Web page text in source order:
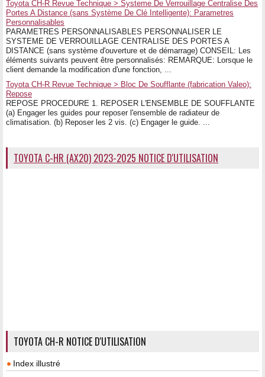
Toyota CH-R Revue Technique > Systeme De Verrouillage Centralise Des
Portes A Distance (sans Système De Clé Intelligente): Parametres
Personnalisables
PARAMETRES PERSONNALISABLES PERSONNALISER LE
SYSTEME DE VERROUILLAGE CENTRALISE DES PORTES A
DISTANCE (sans système d'ouverture et de démarrage) CONSEIL: Les
éléments suivants peuvent être personnalisés: REMARQUE: Lorsque le
client demande la modification d'une fonction, ...
Toyota CH-R Revue Technique > Bloc De Soufflante (fabrication Valeo):
Repose
REPOSE PROCEDURE 1. REPOSER L'ENSEMBLE DE SOUFFLANTE
(a) Engager les guides pour reposer l'ensemble de radiateur de
climatisation. (b) Reposer les 2 vis. (c) Engager le guide. ...
TOYOTA C-HR (AX20) 2023-2025 NOTICE D'UTILISATION
TOYOTA CH-R NOTICE D'UTILISATION
Index illustré